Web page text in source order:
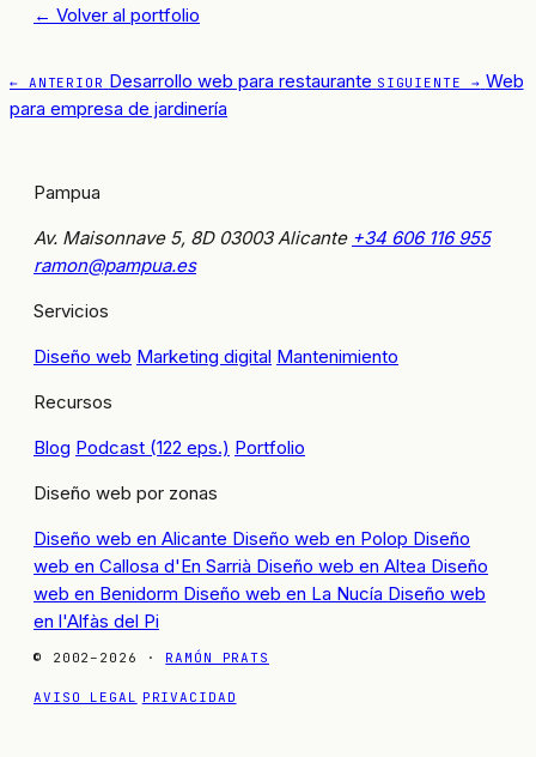
← Volver al portfolio
← ANTERIOR Desarrollo web para restaurante SIGUIENTE → Web
para empresa de jardinería
Pampua
Av. Maisonnave 5, 8D 03003 Alicante +34 606 116 955
ramon@pampua.es
Servicios
Diseño web Marketing digital Mantenimiento
Recursos
Blog Podcast (122 eps.) Portfolio
Diseño web por zonas
Diseño web en Alicante Diseño web en Polop Diseño
web en Callosa d'En Sarrià Diseño web en Altea Diseño
web en Benidorm Diseño web en La Nucía Diseño web
en l'Alfàs del Pi
© 2002–2026 · RAMÓN PRATS
AVISO LEGAL PRIVACIDAD